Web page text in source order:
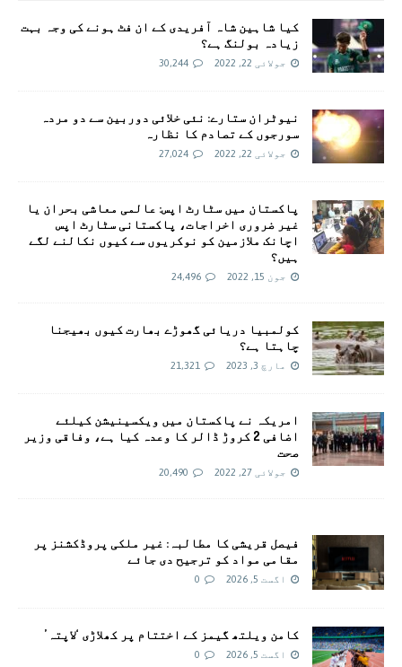
کیا شاہین شاہ آفریدی کے ان فٹ ہونے کی وجہ بہت
زیادہ بولنگ ہے؟
جولائی 22, 2022 30,244
نیوٹران ستارے: نئی خلائی دوربین سے دو مردہ
سورجوں کے تصادم کا نظارہ
جولائی 22, 2022 27,024
پاکستان میں سٹارٹ اپس: عالمی معاشی بحران یا
غیر ضروری اخراجات، پاکستانی سٹارٹ اپس
اچانک ملازمین کو نوکریوں سے کیوں نکالنے لگے
ہیں؟
جون 15, 2022 24,496
کولمبیا دریائی گھوڑے بھارت کیوں بھیجنا
چاہتا ہے؟
مارچ 3, 2023 21,321
امريکہ نے پاکستان میں ویکسینیشن کیلئے
اضافی 2 کروڑ ڈالر کا وعدہ کیا ہے، وفاقی وزیر
صحت
جولائی 27, 2022 20,490
فیصل قریشی کا مطالبہ: غیر ملکی پروڈکشنز پر
مقامی مواد کو ترجیح دی جائے
اگست 5, 2026 0
کامن ویلتھ گیمز کے اختتام پر کھلاڑی ‘لاپتہ’
اگست 5, 2026 0